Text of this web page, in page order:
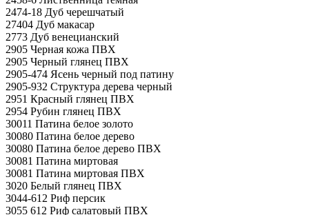
2474-18 Дуб черешчатый
27404 Дуб макасар
2773 Дуб венецианский
2905 Черная кожа ПВХ
2905 Черный глянец ПВХ
2905-474 Ясень черный под патину
2905-932 Структура дерева черный
2951 Красный глянец ПВХ
2954 Рубин глянец ПВХ
30011 Патина белое золото
30080 Патина белое дерево
30080 Патина белое дерево ПВХ
30081 Патина миртовая
30081 Патина миртовая ПВХ
3020 Белый глянец ПВХ
3044-612 Риф персик
3055 612 Риф салатовый ПВХ